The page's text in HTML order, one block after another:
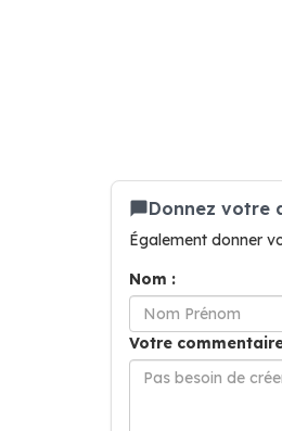
Donnez votre
Également donner
Nom :
Votre